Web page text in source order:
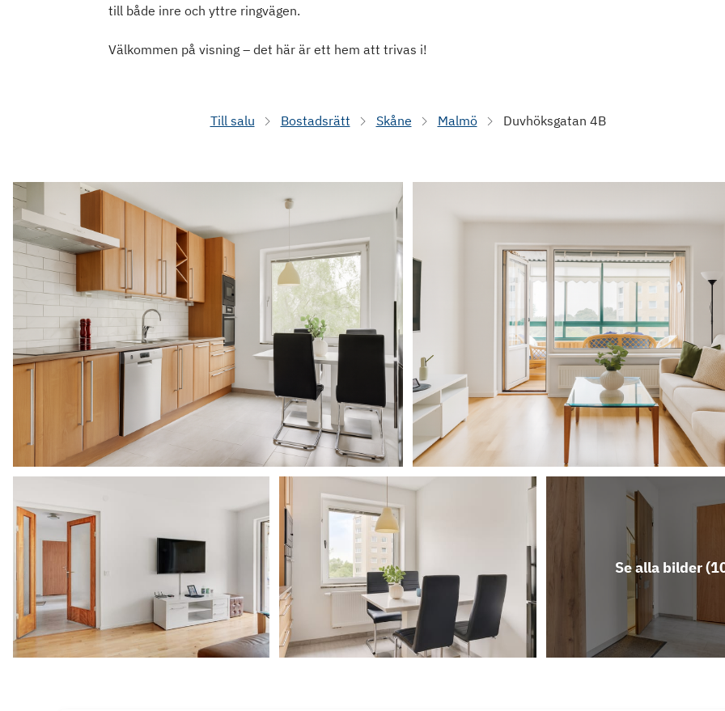
till både inre och yttre ringvägen.
Välkommen på visning – det här är ett hem att trivas i!
Till salu Bostadsrätt Skåne Malmö Duvhöksgatan 4B
Se alla bilder (